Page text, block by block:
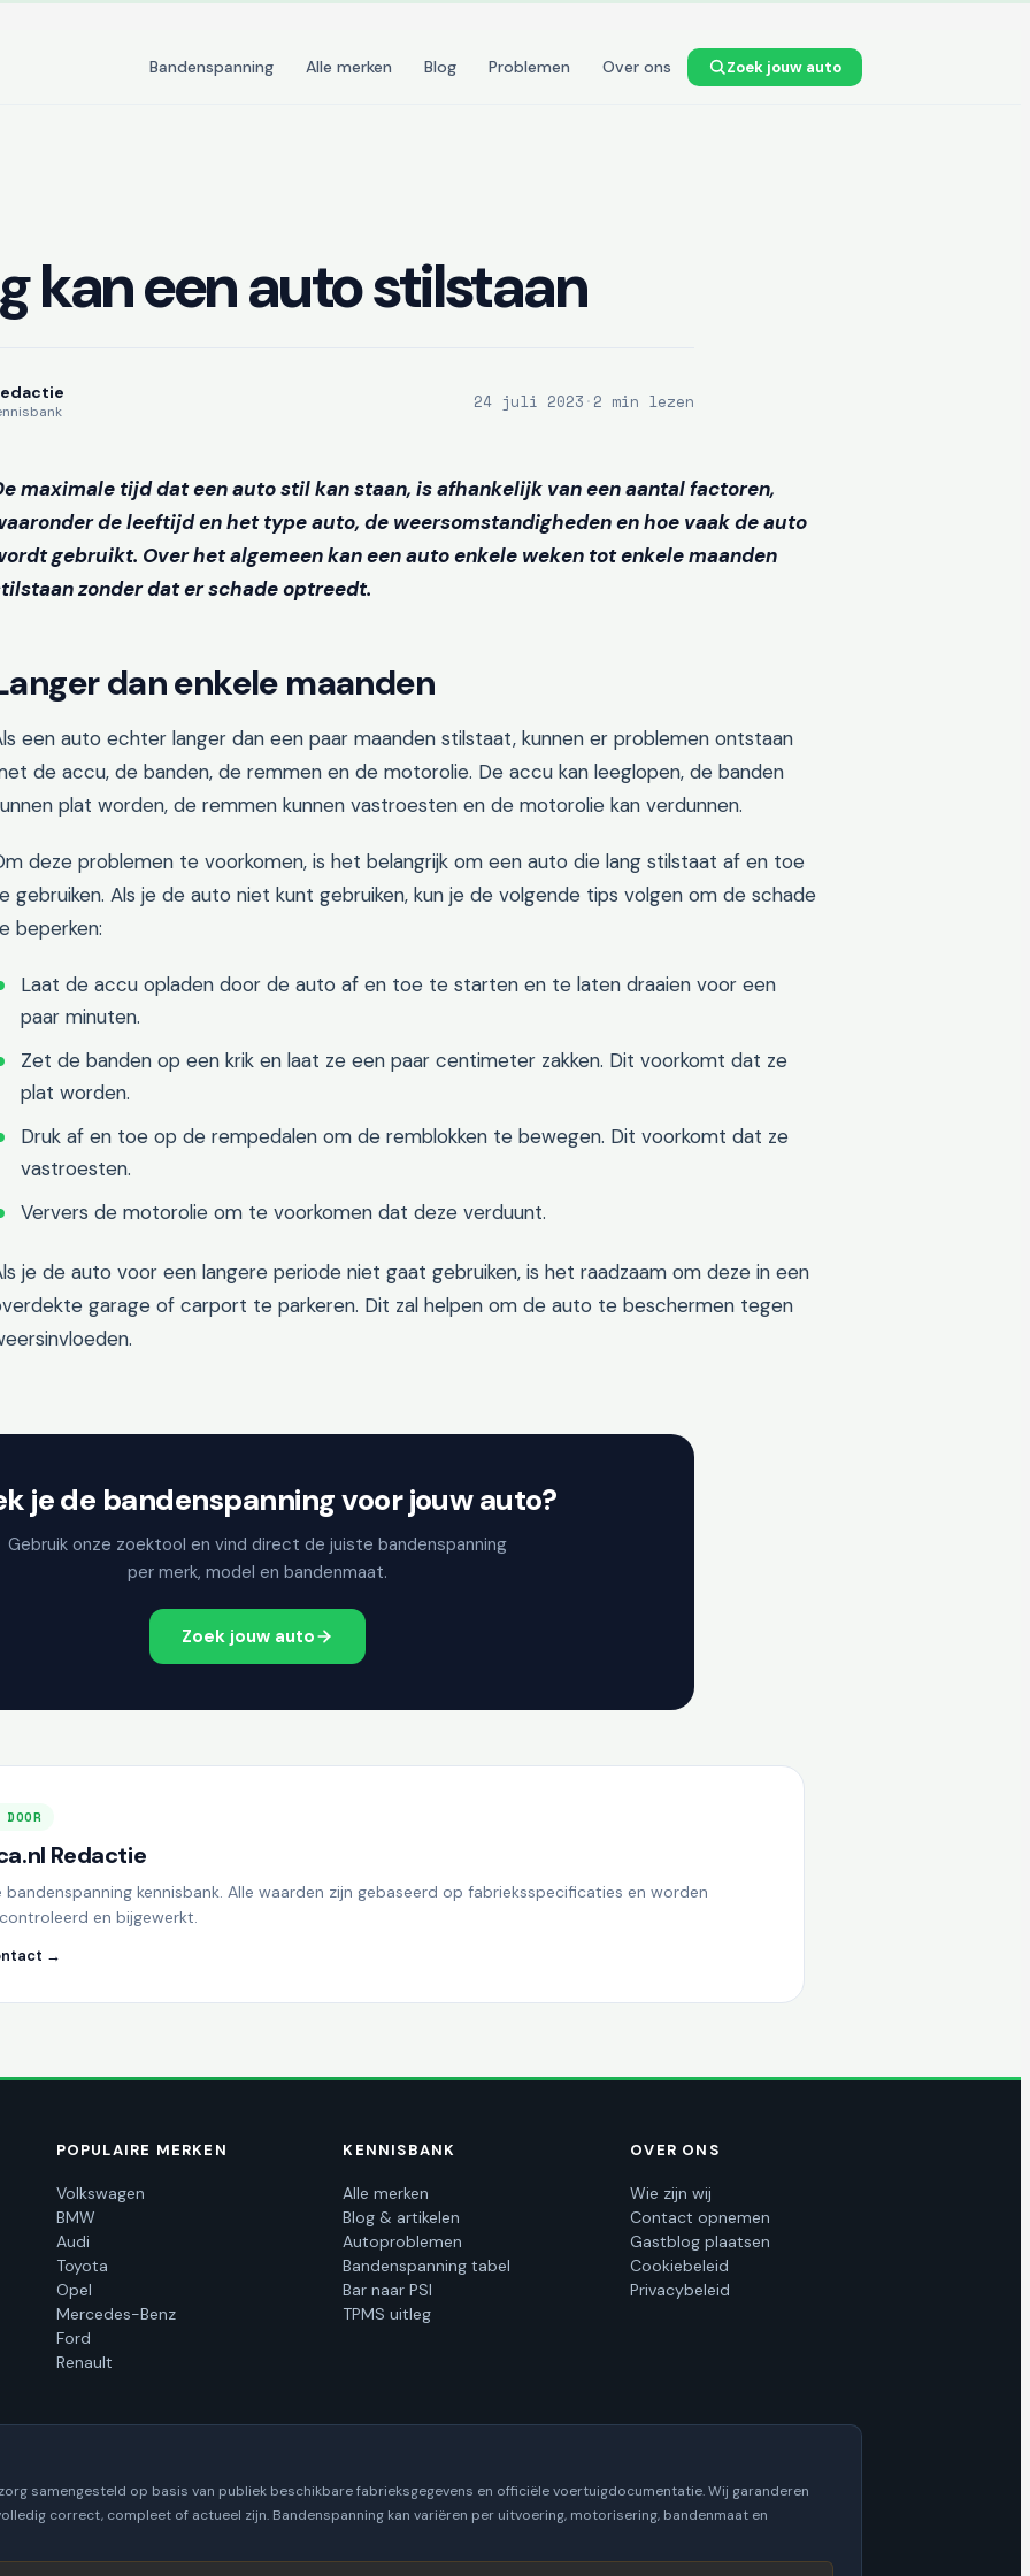
Bandenspanning Alle merken Blog Problemen Over ons Zoek jouw auto
kan een auto stilstaan
24 juli 2023 · 2 min lezen
maximale tijd dat een auto stil kan staan, is afhankelijk van een aantal factoren,
de leeftijd en het type auto, de weersomstandigheden en hoe vaak de auto
gebruikt. Over het algemeen kan een auto enkele weken tot enkele maanden
zonder dat er schade optreedt.
dan enkele maanden
een auto echter langer dan een paar maanden stilstaat, kunnen er problemen ontstaan
de accu, de banden, de remmen en de motorolie. De accu kan leeglopen, de banden
plat worden, de remmen kunnen vastroesten en de motorolie kan verdunnen.
deze problemen te voorkomen, is het belangrijk om een ​​auto die lang stilstaat af en toe
gebruiken. Als je de auto niet kunt gebruiken, kun je de volgende tips volgen om de schade
beperken:
Laat de accu opladen door de auto af en toe te starten en te laten draaien voor een
paar minuten.
Zet de banden op een krik en laat ze een paar centimeter zakken. Dit voorkomt dat ze
plat worden.
Druk af en toe op de rempedalen om de remblokken te bewegen. Dit voorkomt dat ze
vastroesten.
Ververs de motorolie om te voorkomen dat deze verduunt.
je de auto voor een langere periode niet gaat gebruiken, is het raadzaam om deze in een
garage of carport te parkeren. Dit zal helpen om de auto te beschermen tegen
je de bandenspanning voor jouw auto?
Gebruik onze zoektool en vind direct de juiste bandenspanning
per merk, model en bandenmaat.
Zoek jouw auto
Redactie
bandenspanning kennisbank. Alle waarden zijn gebaseerd op fabrieksspecificaties en worden
en bijgewerkt.
→
POPULAIRE MERKEN
Volkswagen
BMW
Audi
Toyota
Opel
Mercedes-Benz
Ford
Renault
KENNISBANK
Alle merken
Blog & artikelen
Autoproblemen
Bandenspanning tabel
Bar naar PSI
TPMS uitleg
OVER ONS
Wie zijn wij
Contact opnemen
Gastblog plaatsen
Cookiebeleid
Privacybeleid
samengesteld op basis van publiek beschikbare fabrieksgegevens en officiële voertuigdocumentatie. Wij garanderen
correct, compleet of actueel zijn. Bandenspanning kan variëren per uitvoering, motorisering, bandenmaat en